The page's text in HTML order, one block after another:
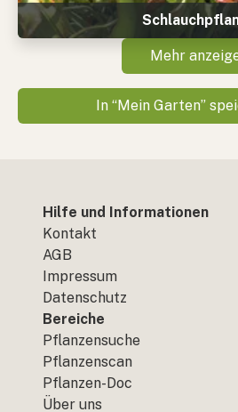
Mehr
In “Mein Garten”
Hilfe und Informationen
Kontakt
AGB
Impressum
Datenschutz
Bereiche
Pflanzensuche
Pflanzenscan
Pflanzen-Doc
Über uns